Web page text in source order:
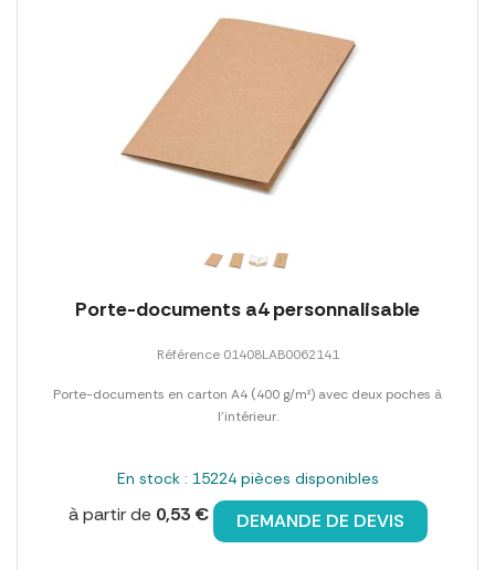
Porte-documents a4 personnalisable
Référence 01408LAB0062141
Porte-documents en carton A4 (400 g/m²) avec deux poches à
l'intérieur.
En stock : 15224 pièces disponibles
à partir de 0,53 € DEMANDE DE DEVIS